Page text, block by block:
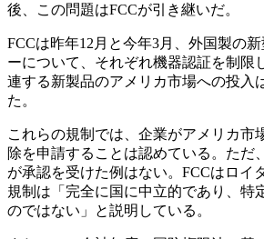
後、この問題はFCCが引き継いだ。
FCCは昨年12月と今年3月、外国製の
ーについて、それぞれ機器認証を制限
連する新製品のアメリカ市場への投入
た。
これらの規制では、企業がアメリカ市
除を申請することは認めている。ただ
が承認を受けた例はない。FCCはロイ
規制は「完全に国に中立的であり、特
のではない」と説明している。